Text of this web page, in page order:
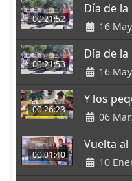
00:21:52
Día de la
16
00:21:53
Día de la
16
00:26:23
Y los
06
00:01:40
Vuelta al
10